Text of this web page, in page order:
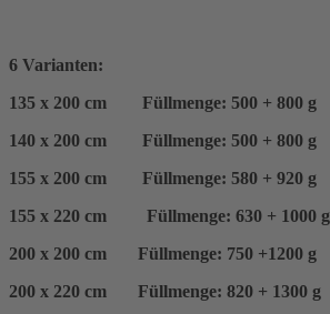
6 Varianten:
135 x 200 cm Füllmenge: 500 + 800 g
140 x 200 cm Füllmenge: 500 + 800 g
155 x 200 cm Füllmenge: 580 + 920 g
155 x 220 cm Füllmenge: 630 + 1000 g
200 x 200 cm Füllmenge: 750 +1200 g
200 x 220 cm Füllmenge: 820 + 1300 g